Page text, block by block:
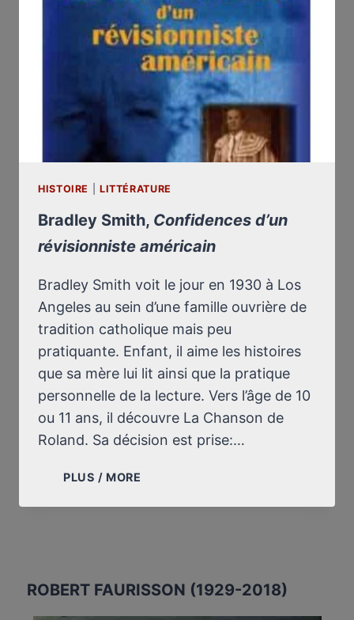
LIFE
OF
A
HOLOCAUST
REVISIONIST
HISTOIRE LITTÉRATURE
Bradley Smith, Confidences d’un
révisionniste américain
Bradley Smith voit le jour en 1930 à Los
Angeles au sein d’une famille ouvrière de
tradition catholique mais peu
pratiquante. Enfant, il aime les histoires
que sa mère lui lit ainsi que la pratique
personnelle de la lecture. Vers l’âge de 10
ou 11 ans, il découvre La Chanson de
Roland. Sa décision est prise:…
PLUS / MORE
CONFIDENCES
ROBERT FAURISSON (1929-2018)